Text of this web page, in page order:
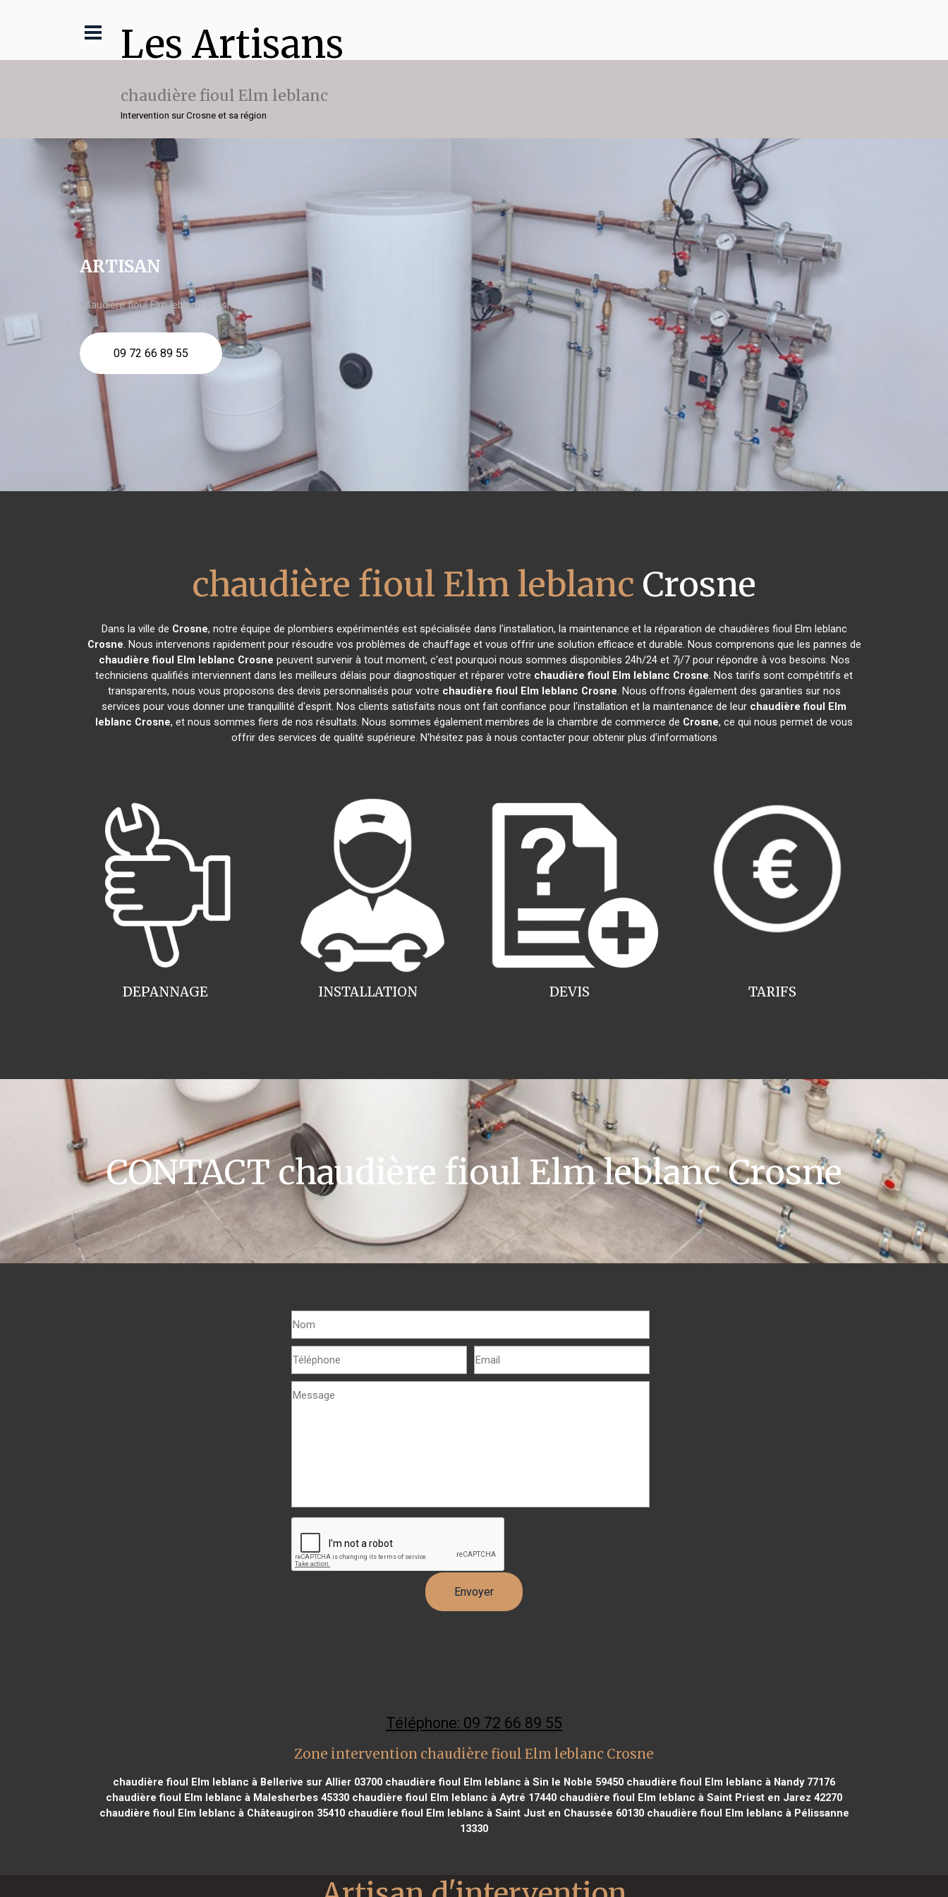
Les Artisans
chaudière fioul Elm leblanc
Intervention sur Crosne et sa région
ARTISAN
chaudière fioul Elm leblanc Crosne
09 72 66 89 55
chaudière fioul Elm leblanc Crosne
Dans la ville de Crosne, notre équipe de plombiers expérimentés est spécialisée dans l'installation, la maintenance et la réparation de chaudières fioul Elm leblanc
Crosne. Nous intervenons rapidement pour résoudre vos problèmes de chauffage et vous offrir une solution efficace et durable. Nous comprenons que les pannes de
chaudière fioul Elm leblanc Crosne peuvent survenir à tout moment, c'est pourquoi nous sommes disponibles 24h/24 et 7j/7 pour répondre à vos besoins. Nos
techniciens qualifiés interviennent dans les meilleurs délais pour diagnostiquer et réparer votre chaudière fioul Elm leblanc Crosne. Nos tarifs sont compétitifs et
transparents, nous vous proposons des devis personnalisés pour votre chaudière fioul Elm leblanc Crosne. Nous offrons également des garanties sur nos
services pour vous donner une tranquillité d'esprit. Nos clients satisfaits nous ont fait confiance pour l'installation et la maintenance de leur chaudière fioul Elm
leblanc Crosne, et nous sommes fiers de nos résultats. Nous sommes également membres de la chambre de commerce de Crosne, ce qui nous permet de vous
offrir des services de qualité supérieure. N'hésitez pas à nous contacter pour obtenir plus d'informations
INSTALLATION
DEPANNAGE TARIFS
DEVIS
CONTACT chaudière fioul Elm leblanc Crosne
Téléphone: 09 72 66 89 55
Zone intervention chaudière fioul Elm leblanc Crosne
chaudière fioul Elm leblanc à Bellerive sur Allier 03700 chaudière fioul Elm leblanc à Sin le Noble 59450 chaudière fioul Elm leblanc à Nandy 77176
chaudière fioul Elm leblanc à Malesherbes 45330 chaudière fioul Elm leblanc à Aytré 17440 chaudière fioul Elm leblanc à Saint Priest en Jarez 42270
chaudière fioul Elm leblanc à Châteaugiron 35410chaudière fioul Elm leblanc à Saint Just en Chaussée 60130chaudière fioul Elm leblanc à Pélissanne
13330